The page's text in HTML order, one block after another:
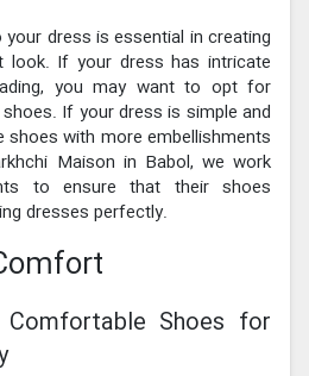
dress is essential in creating
look. If your dress has intricate
you may want to opt for
If your dress is simple and
with more embellishments
Maison in Babol, we work
to ensure that their shoes
dresses perfectly.
Shoes for